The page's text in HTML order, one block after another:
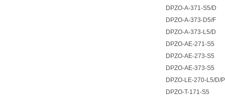
DPZO-A-371-S5/D
DPZO-A-373-D5/F
DPZO-A-373-L5/D
DPZO-AE-271-S5
DPZO-AE-273-S5
DPZO-AE-373-S5
DPZO-LE-270-L5/D/
DPZO-T-171-S5